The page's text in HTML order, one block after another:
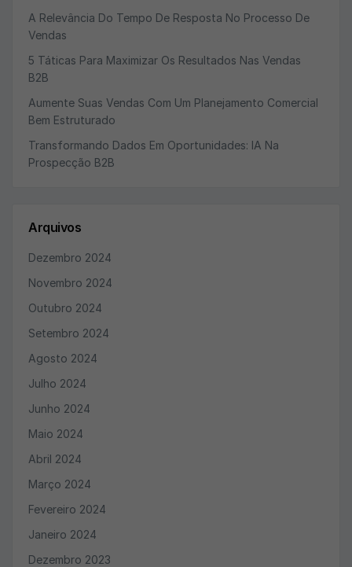
A Relevância Do Tempo De Resposta No Processo De
Vendas
5 Táticas Para Maximizar Os Resultados Nas Vendas
B2B
Aumente Suas Vendas Com Um Planejamento Comercial
Bem Estruturado
Transformando Dados Em Oportunidades: IA Na
Prospecção B2B
Arquivos
Dezembro 2024
Novembro 2024
Outubro 2024
Setembro 2024
Agosto 2024
Julho 2024
Junho 2024
Maio 2024
Abril 2024
Março 2024
Fevereiro 2024
Janeiro 2024
Dezembro 2023